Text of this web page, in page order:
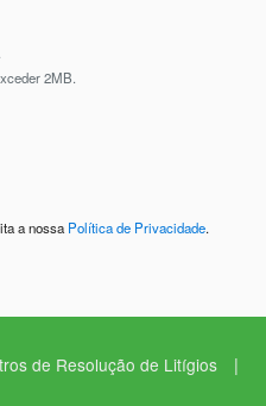
2MB.
a nossa Política de Privacidade.
de Resolução de Litígios |